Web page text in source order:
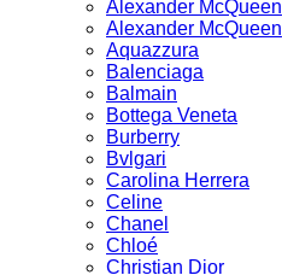
Alexander McQueen
Alexander McQueen
Aquazzura
Balenciaga
Balmain
Bottega Veneta
Burberry
Bvlgari
Carolina Herrera
Celine
Chanel
Chloé
Christian Dior